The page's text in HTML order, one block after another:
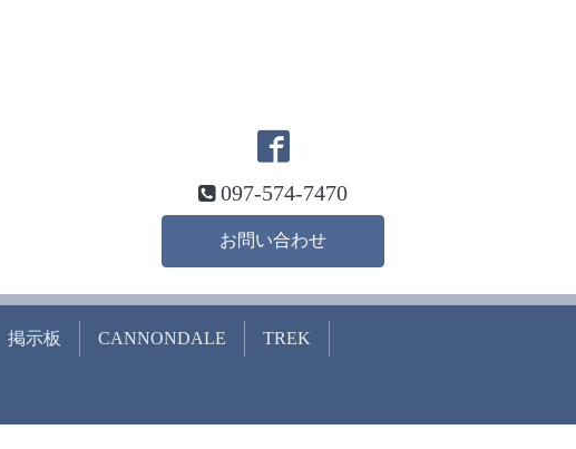
097-574-7470
お問い合わせ
掲示板 CANNONDALE TREK